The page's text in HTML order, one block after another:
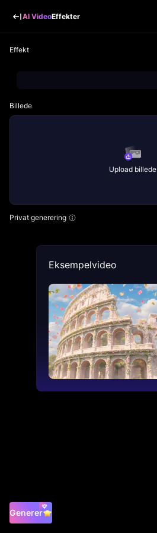
AI VideoEffekter
Effekt
Billede
Upload billede
Privat generering
Generer
Eksempelvideo